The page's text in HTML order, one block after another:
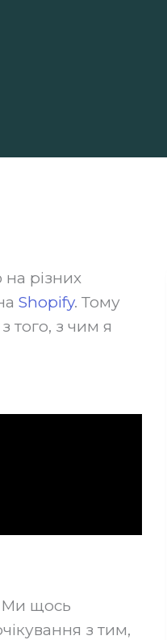
різних
Shopify. Тому
того, з чим я
Ми щось
з тим,